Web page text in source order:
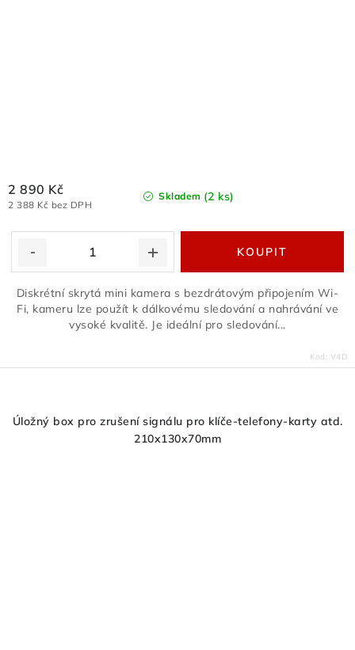
Skladem (2 ks)
2 388 Kč bez DPH
2 890 Kč
Diskrétní skrytá mini kamera s bezdrátovým připojením Wi-
Fi, kameru lze použít k dálkovému sledování a nahrávání ve
vysoké kvalitě. Je ideální pro sledování...
Kód: V4D
Úložný box pro zrušení signálu pro klíče-telefony-karty atd.
210x130x70mm